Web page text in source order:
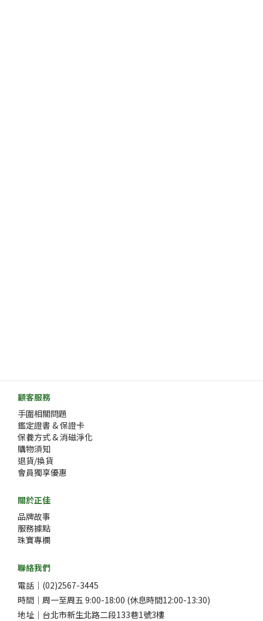
顧客服務
手圍相關問題
鑑定證書 & 保證卡
保養方式 & 消磁淨化
購物須知
退貨/換貨
會員獨享優惠
關於正佳
品牌故事
服務據點
珠寶專欄
聯絡我們
電話｜(02)2567-3445
時間｜周一至周五 9:00-18:00 (休息時間12:00-13:30)
地址｜台北市新生北路二段133巷1號3樓